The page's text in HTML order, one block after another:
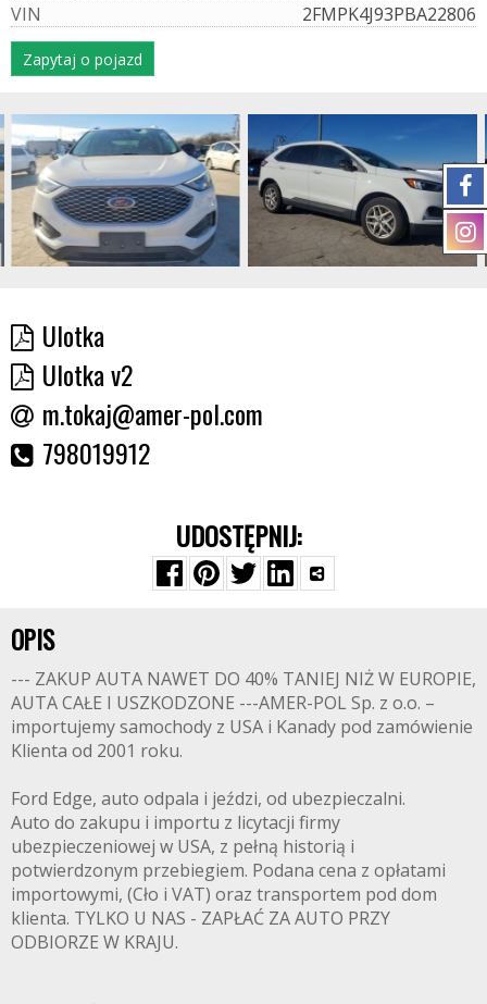
VIN 2FMPK4J93PBA22806
Zapytaj o pojazd
Ulotka
Ulotka v2
m.tokaj@amer-pol.com
798019912
UDOSTĘPNIJ:
OPIS
--- ZAKUP AUTA NAWET DO 40% TANIEJ NIŻ W EUROPIE,
AUTA CAŁE I USZKODZONE ---AMER-POL Sp. z o.o. –
importujemy samochody z USA i Kanady pod zamówienie
Klienta od 2001 roku.
Ford Edge, auto odpala i jeździ, od ubezpieczalni.
Auto do zakupu i importu z licytacji firmy
ubezpieczeniowej w USA, z pełną historią i
potwierdzonym przebiegiem. Podana cena z opłatami
importowymi, (Cło i VAT) oraz transportem pod dom
klienta. TYLKO U NAS - ZAPŁAĆ ZA AUTO PRZY
ODBIORZE W KRAJU.